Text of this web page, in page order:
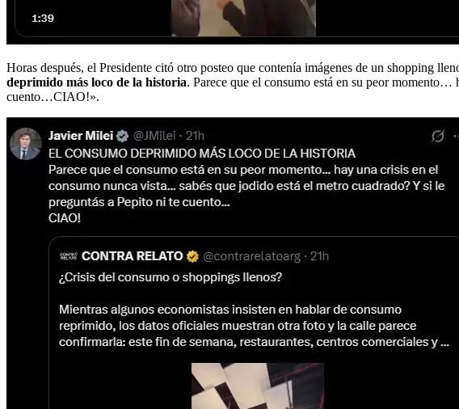
Horas después, el Presidente citó otro posteo que contenía imágenes de un shopping
deprimido más loco de la historia. Parece que el consumo está en su peor
cuento…CIAO!».